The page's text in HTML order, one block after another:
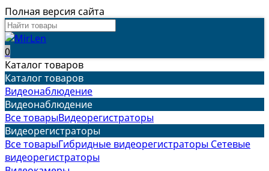
Полная версия сайта
0
Каталог товаров
Каталог товаров
Видеонаблюдение
Видеонаблюдение
Все товарыВидеорегистраторы
Видеорегистраторы
Все товарыГибридные видеорегистраторы Сетевые
видеорегистраторы